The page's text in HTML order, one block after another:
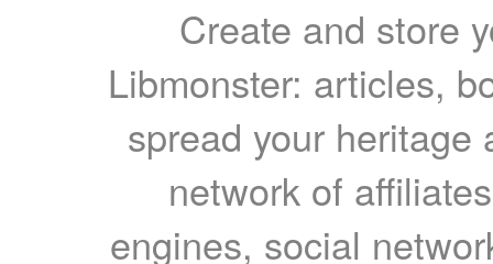
Create and store
Libmonster: articles,
spread your heritage
network of
engines, social